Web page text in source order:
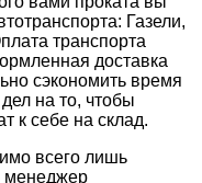
Газели,
транспорта
доставка
сэкономить время
на то, чтобы
к себе на склад.
всего лишь
менеджер